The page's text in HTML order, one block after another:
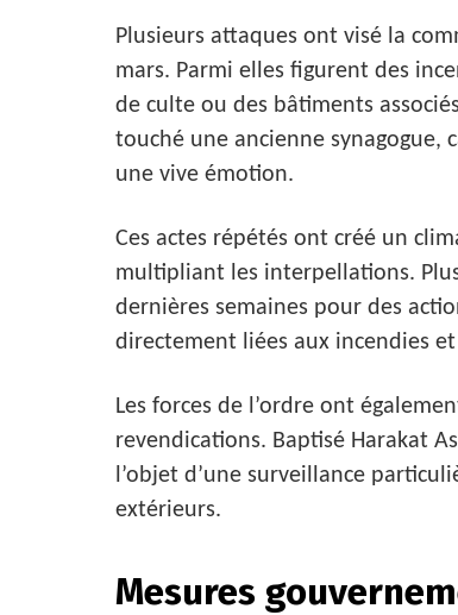
Plusieurs attaques ont visé la
mars. Parmi elles figurent des
de culte ou des bâtiments
touché une ancienne synagogue,
une vive émotion.
Ces actes répétés ont créé un
multipliant les interpellations.
dernières semaines pour des
directement liées aux incendies
Les forces de l’ordre ont
revendications. Baptisé Harakat
l’objet d’une surveillance
extérieurs.
Mesures